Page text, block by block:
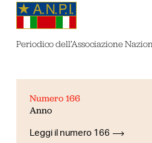
Periodico dell’Associazione
Numero 166
Anno
Leggi il numero 166